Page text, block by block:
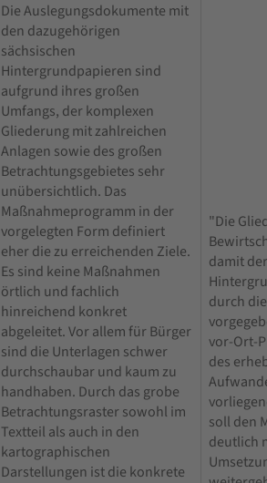
Die Auslegungsdokumente mit
den dazugehörigen
sächsischen
Hintergrundpapieren sind
aufgrund ihres großen
Umfangs, der komplexen
Gliederung mit zahlreichen
Anlagen sowie des großen
Betrachtungsgebietes sehr
unübersichtlich. Das
Maßnahmeprogramm in der
vorgelegten Form definiert
eher die zu erreichenden Ziele.
Es sind keine Maßnahmen
örtlich und fachlich
hinreichend konkret
abgeleitet. Vor allem für Bürger
sind die Unterlagen schwer
durchschaubar und kaum zu
handhaben. Durch das grobe
Betrachtungsraster sowohl im
Textteil als auch in den
kartographischen
Darstellungen ist die konkrete
"Die
damit
durch
vor-Ort-
des
soll den
deutlich